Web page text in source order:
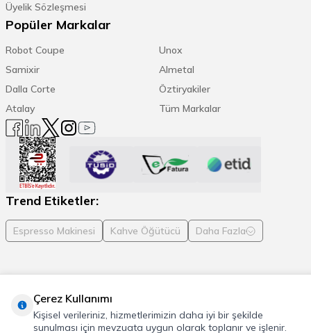
Üyelik Sözleşmesi
Popüler Markalar
Robot Coupe
Unox
Samixir
Almetal
Dalla Corte
Öztiryakiler
Atalay
Tüm Markalar
Trend Etiketler:
Espresso Makinesi Kahve Öğütücü Daha Fazla
© 2026 Cafemarkt, Tüm hakları saklıdır
T-Soft E-TicaretSistemleriyle Hazırlanmıştır.
Çerez Kullanımı
Kişisel verileriniz, hizmetlerimizin daha iyi bir şekilde
sunulması için mevzuata uygun olarak toplanır ve işlenir.